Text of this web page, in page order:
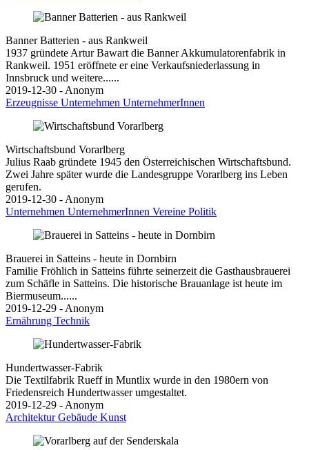
Banner Batterien - aus Rankweil
1937 gründete Artur Bawart die Banner Akkumulatorenfabrik in
Rankweil. 1951 eröffnete er eine Verkaufsniederlassung in
Innsbruck und weitere......
2019-12-30 - Anonym
Erzeugnisse Unternehmen UnternehmerInnen
Wirtschaftsbund Vorarlberg
Julius Raab gründete 1945 den Österreichischen Wirtschaftsbund.
Zwei Jahre später wurde die Landesgruppe Vorarlberg ins Leben
gerufen.
2019-12-30 - Anonym
Unternehmen UnternehmerInnen Vereine Politik
Brauerei in Satteins - heute in Dornbirn
Familie Fröhlich in Satteins führte seinerzeit die Gasthausbrauerei
zum Schäfle in Satteins. Die historische Brauanlage ist heute im
Biermuseum......
2019-12-29 - Anonym
Ernährung Technik
Hundertwasser-Fabrik
Die Textilfabrik Rueff in Muntlix wurde in den 1980ern von
Friedensreich Hundertwasser umgestaltet.
2019-12-29 - Anonym
ArchitekturGebäude Kunst